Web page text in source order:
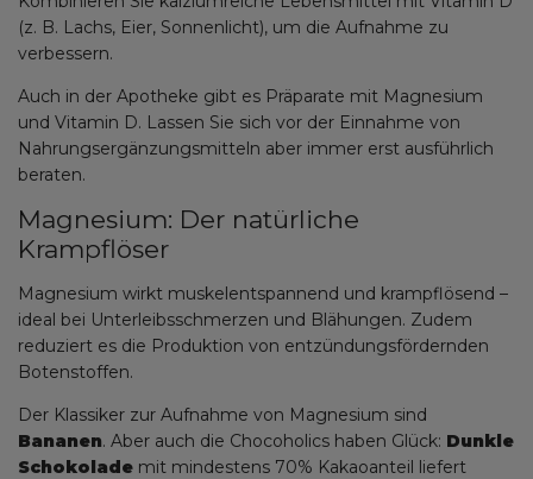
(z. B. Lachs, Eier, Sonnenlicht), um die Aufnahme zu
verbessern.
Auch in der Apotheke gibt es Präparate mit Magnesium
und Vitamin D. Lassen Sie sich vor der Einnahme von
Nahrungsergänzungsmitteln aber immer erst ausführlich
beraten.
Magnesium: Der natürliche
Krampflöser
Magnesium wirkt muskelentspannend und krampflösend –
ideal bei Unterleibsschmerzen und Blähungen. Zudem
reduziert es die Produktion von entzündungsfördernden
Botenstoffen.
Der Klassiker zur Aufnahme von Magnesium sind
Bananen. Aber auch die Chocoholics haben Glück: Dunkle
Schokolade mit mindestens 70% Kakaoanteil liefert